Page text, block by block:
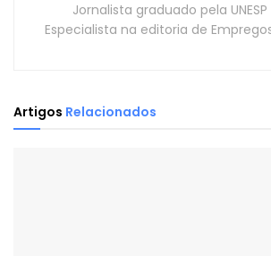
Jornalista graduado pela
Especialista na editoria de
Artigos Relacionados